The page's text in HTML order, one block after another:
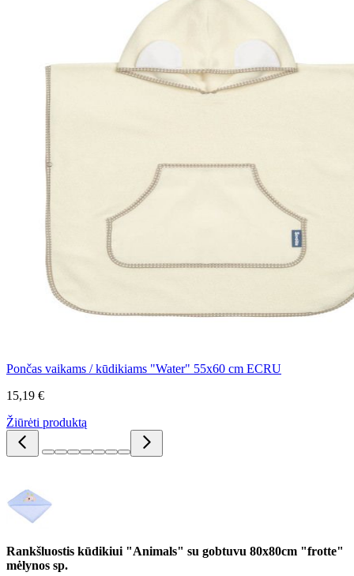
Pončas vaikams / kūdikiams "Water" 55x60 cm ECRU
15,19 €
Žiūrėti produktą
Rankšluostis kūdikiui "Animals" su gobtuvu 80x80cm "frotte"
mėlynos sp.